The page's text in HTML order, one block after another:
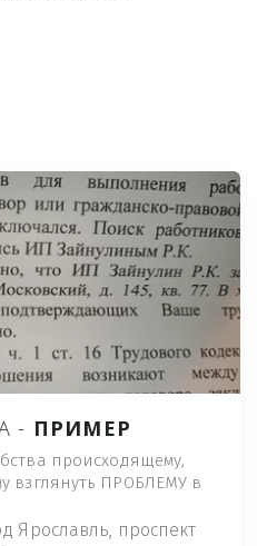
- ПРИМЕР
происходящему,
взглянуть ПРОБЛЕМУ в
Ярославль, проспект